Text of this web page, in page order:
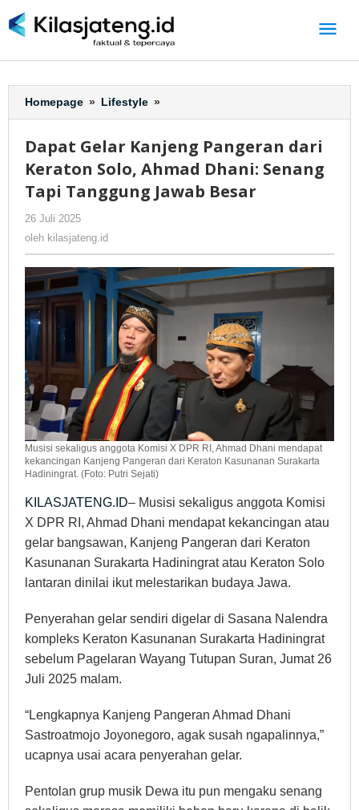
ke
Homepage » Lifestyle »
Gelar
Pangeran
dari
Keraton
Senang
Tapi
Tanggung
Jawab
Dapat Gelar Kanjeng Pangeran dari
Keraton Solo, Ahmad Dhani: Senang
Tapi Tanggung Jawab Besar
26 Juli 2025
kilasjateng.id
oleh kilasjateng.id
Musisi sekaligus anggota Komisi X DPR RI, Ahmad Dhani mendapat
kekancingan Kanjeng Pangeran dari Keraton Kasunanan Surakarta
Hadiningrat. (Foto: Putri Sejati)
KILASJATENG.ID– Musisi sekaligus anggota Komisi
X DPR RI, Ahmad Dhani mendapat kekancingan atau
gelar bangsawan, Kanjeng Pangeran dari Keraton
Kasunanan Surakarta Hadiningrat atau Keraton Solo
lantaran dinilai ikut melestarikan budaya Jawa.
Penyerahan gelar sendiri digelar di Sasana Nalendra
kompleks Keraton Kasunanan Surakarta Hadiningrat
sebelum Pagelaran Wayang Tutupan Suran, Jumat 26
Juli 2025 malam.
“Lengkapnya Kanjeng Pangeran Ahmad Dhani
Sastroatmojo Joyonegoro, agak susah ngapalinnya,”
ucapnya usai acara penyerahan gelar.
Pentolan grup musik Dewa itu pun mengaku senang